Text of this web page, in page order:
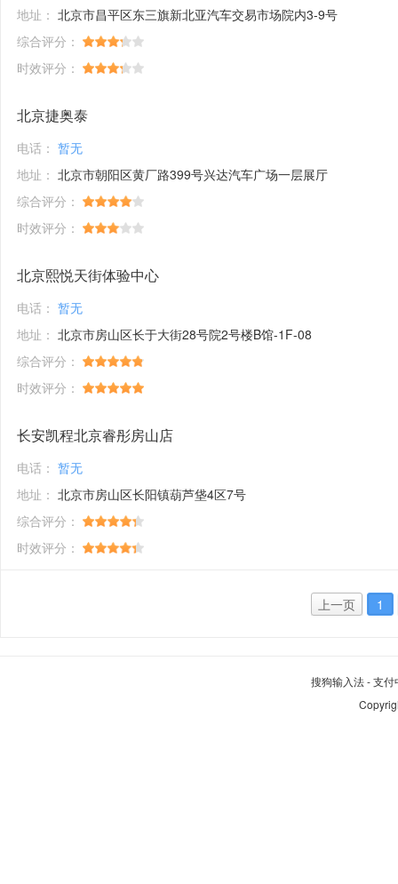
地址： 北京市昌平区东三旗新北亚汽车交易市场院内3-9号
综合评分：
时效评分：
北京捷奥泰
电话： 暂无
地址： 北京市朝阳区黄厂路399号兴达汽车广场一层展厅
综合评分：
时效评分：
北京熙悦天街体验中心
电话： 暂无
地址： 北京市房山区长于大街28号院2号楼B馆-1F-08
综合评分：
时效评分：
长安凯程北京睿彤房山店
电话： 暂无
地址： 北京市房山区长阳镇葫芦垡4区7号
综合评分：
时效评分：
上一页 1
搜狗输入法-支付